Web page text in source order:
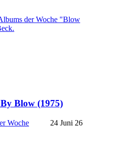
Blow (1975)
Woche 24 Juni 26